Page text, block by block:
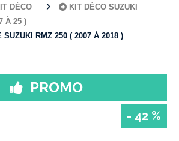
DÉCO
KIT DÉCO SUZUKI
À 25 )
SUZUKI RMZ 250 ( 2007 À 2018 )
- 42 %
PROMO